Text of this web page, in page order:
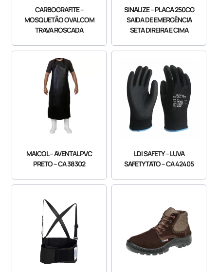
CARBOGRAFITE –
MOSQUETÃO OVAL COM
TRAVA ROSCADA
SINALIZE – PLACA 250CG
SAIDA DE EMERGÊNCIA
SETA DIREIRA E CIMA
MAICOL – AVENTAL PVC
PRETO – CA 38302
LDI SAFETY – LUVA
SAFETYTATO – CA 42405